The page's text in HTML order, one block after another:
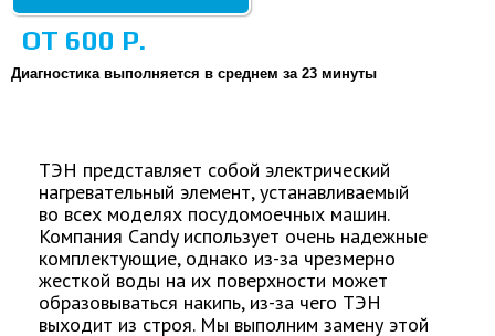
ОТ 600 Р.
Диагностика выполняется в среднем за 23 минуты
ТЭН представляет собой электрический
нагревательный элемент, устанавливаемый
во всех моделях посудомоечных машин.
Компания Candy использует очень надежные
комплектующие, однако из-за чрезмерно
жесткой воды на их поверхности может
образовываться накипь, из-за чего ТЭН
выходит из строя. Мы выполним замену этой